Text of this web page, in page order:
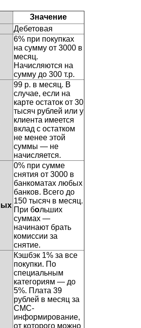
Значение
Дебетовая
6% при покупках
на сумму от 3000 в
месяц.
Начисляются на
сумму до 300 т.р.
99 р. в месяц. В
случае, если на
карте остаток от 30
тысяч рублей или у
клиента имеется
вклад с остатком
не менее этой
суммы — не
начисляется.
0% при сумме
снятия от 3000 в
банкоматах любых
банков. Всего до
150 тысяч в месяц.
При больших
суммах —
начинают брать
комиссии за
снятие.
Кэшбэк 1% за все
покупки. По
специальным
категориям — до
5%. Плата 39
рублей в месяц за
СМС-
информирование,
от которого можно